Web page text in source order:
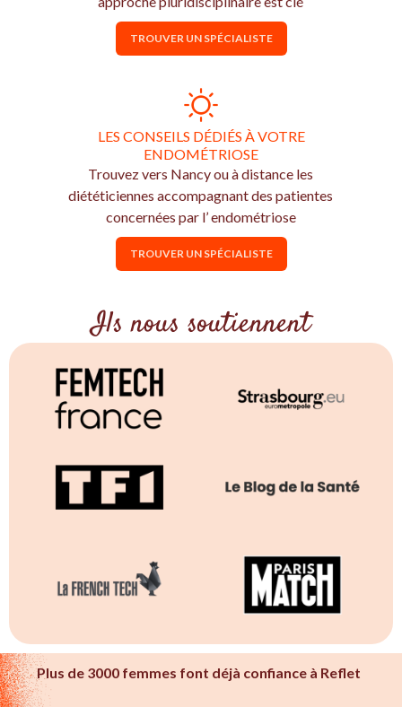
TROUVER UN SPÉCIALISTE
LES CONSEILS DÉDIÉS À VOTRE
ENDOMÉTRIOSE
Trouvez vers Nancy ou à distance les
diététiciennes accompagnant des patientes
concernées par l’ endométriose
TROUVER UN SPÉCIALISTE
Ils nous soutiennent
Plus de 3000 femmes font déjà confiance à Reflet